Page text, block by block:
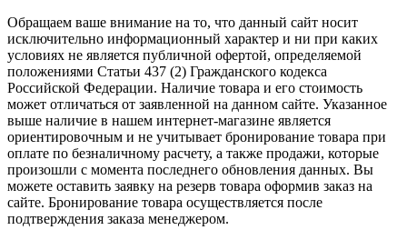
Обращаем ваше внимание на то, что данный сайт носит
исключительно информационный характер и ни при каких
условиях не является публичной офертой, определяемой
положениями Статьи 437 (2) Гражданского кодекса
Российской Федерации. Наличие товара и его стоимость
может отличаться от заявленной на данном сайте. Указанное
выше наличие в нашем интернет-магазине является
ориентировочным и не учитывает бронирование товара при
оплате по безналичному расчету, а также продажи, которые
произошли с момента последнего обновления данных. Вы
можете оставить заявку на резерв товара оформив заказ на
сайте. Бронирование товара осуществляется после
подтверждения заказа менеджером.